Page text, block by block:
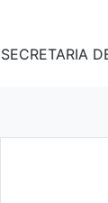
SECRETARIA